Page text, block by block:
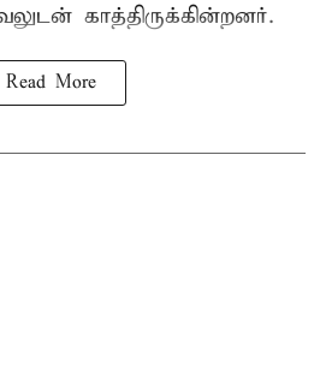
காத்திருக்கின்றனர்.
Read More